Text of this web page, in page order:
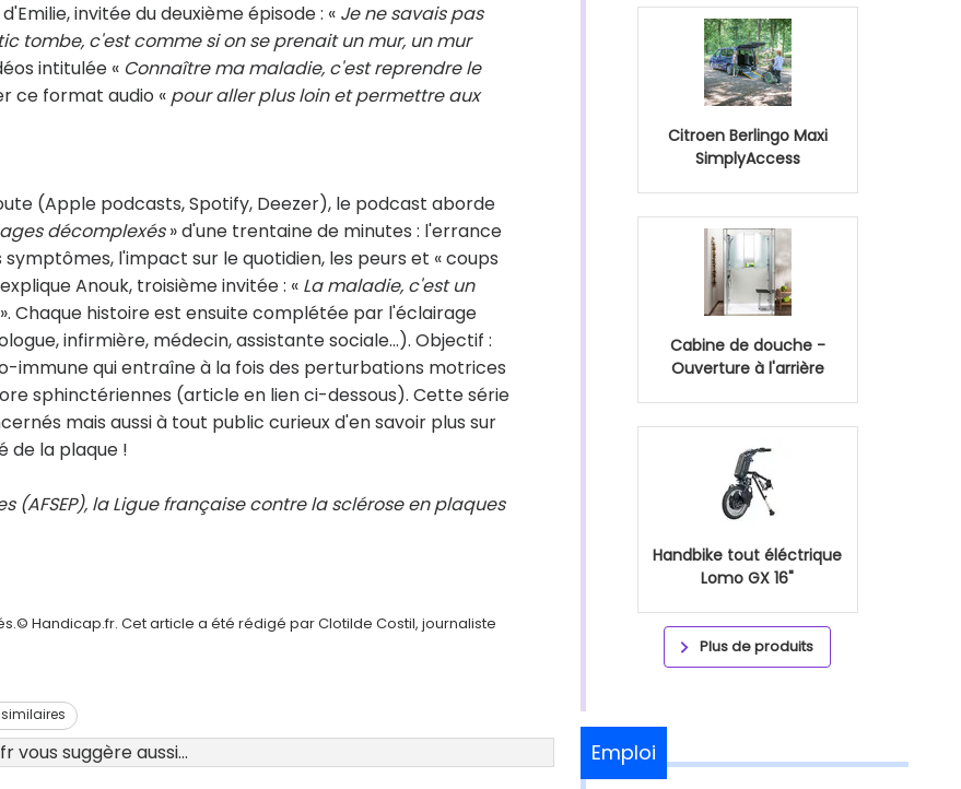
invitée du deuxième épisode : « Je ne savais pas
tombe, c'est comme si on se prenait un mur, un mur
intitulée « Connaître ma maladie, c'est reprendre le
ce format audio « pour aller plus loin et permettre aux
(Apple podcasts, Spotify, Deezer), le podcast aborde
décomplexés» d'une trentaine de minutes : l'errance
l'impact sur le quotidien, les peurs et « coups
Anouk, troisième invitée : « La maladie, c'est un
Chaque histoire est ensuite complétée par l'éclairage
infirmière, médecin, assistante sociale…). Objectif :
qui entraîne à la fois des perturbations motrices
sphinctériennes (article en lien ci-dessous). Cette série
mais aussi à tout public curieux d'en savoir plus sur
de la plaque !
(AFSEP), la Ligue française contre la sclérose en plaques
Handicap.fr. Cet article a été rédigé par Clotilde Costil, journaliste
vous suggère aussi...
Citroen Berlingo Maxi
SimplyAccess
Cabine de douche -
Ouverture à l'arrière
Handbike tout éléctrique
Lomo GX 16"
Plus de produits
Emploi